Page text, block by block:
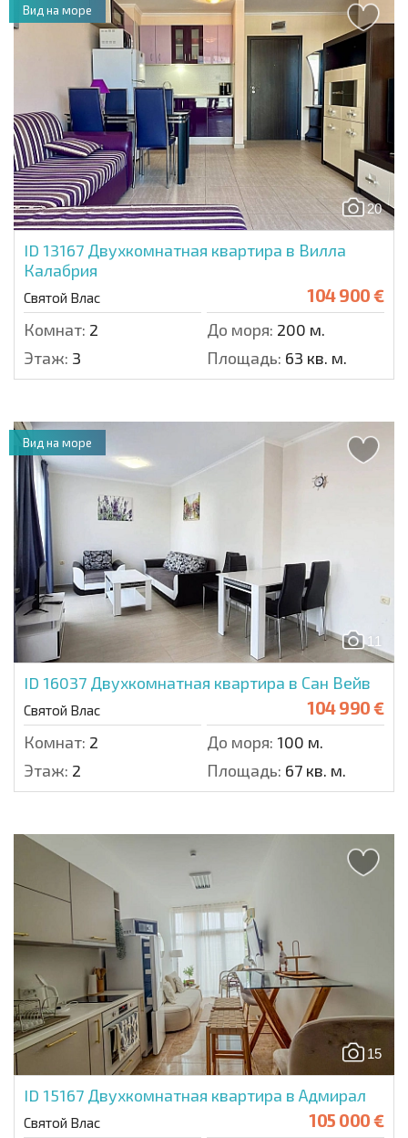
20
ID 13167 Двухкомнатная квартира в Вилла
Калабрия
Святой Влас 104 900 €
Комнат: 2 До моря: 200 м.
Этаж: 3 Площадь: 63 кв. м.
Вид на море
11
ID 16037 Двухкомнатная квартира в Сан Вейв
Святой Влас 104 990 €
Комнат: 2 До моря: 100 м.
Этаж: 2 Площадь: 67 кв. м.
Вид на море
15
ID 15167 Двухкомнатная квартира в Адмирал
Святой Влас 105 000 €